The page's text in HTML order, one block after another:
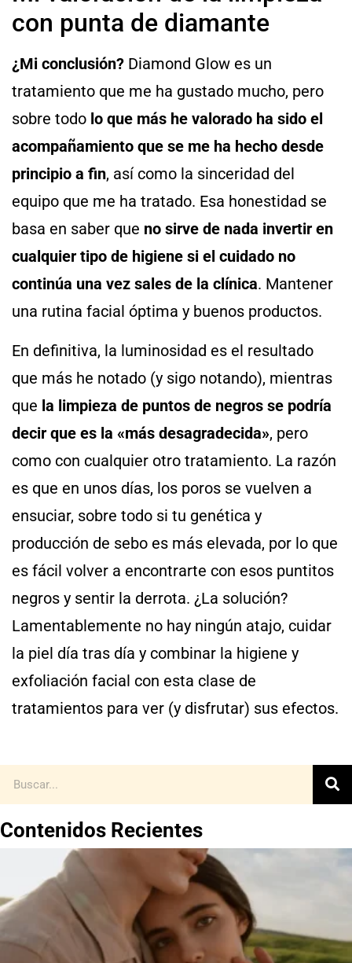
con punta de diamante
¿Mi conclusión? Diamond Glow es un
tratamiento que me ha gustado mucho, pero
sobre todo lo que más he valorado ha sido el
acompañamiento que se me ha hecho desde
principio a fin, así como la sinceridad del
equipo que me ha tratado. Esa honestidad se
basa en saber que no sirve de nada invertir en
cualquier tipo de higiene si el cuidado no
continúa una vez sales de la clínica. Mantener
una rutina facial óptima y buenos productos.
En definitiva, la luminosidad es el resultado
que más he notado (y sigo notando), mientras
que la limpieza de puntos de negros se podría
decir que es la «más desagradecida», pero
como con cualquier otro tratamiento. La razón
es que en unos días, los poros se vuelven a
ensuciar, sobre todo si tu genética y
producción de sebo es más elevada, por lo que
es fácil volver a encontrarte con esos puntitos
negros y sentir la derrota. ¿La solución?
Lamentablemente no hay ningún atajo, cuidar
la piel día tras día y combinar la higiene y
exfoliación facial con esta clase de
tratamientos para ver (y disfrutar) sus efectos.
Contenidos Recientes